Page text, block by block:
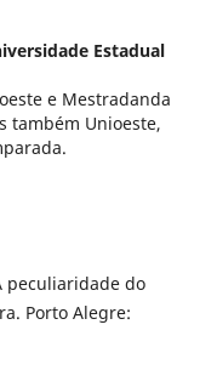
Estadual
e Mestradanda
também Unioeste,
peculiaridade do
Porto Alegre: